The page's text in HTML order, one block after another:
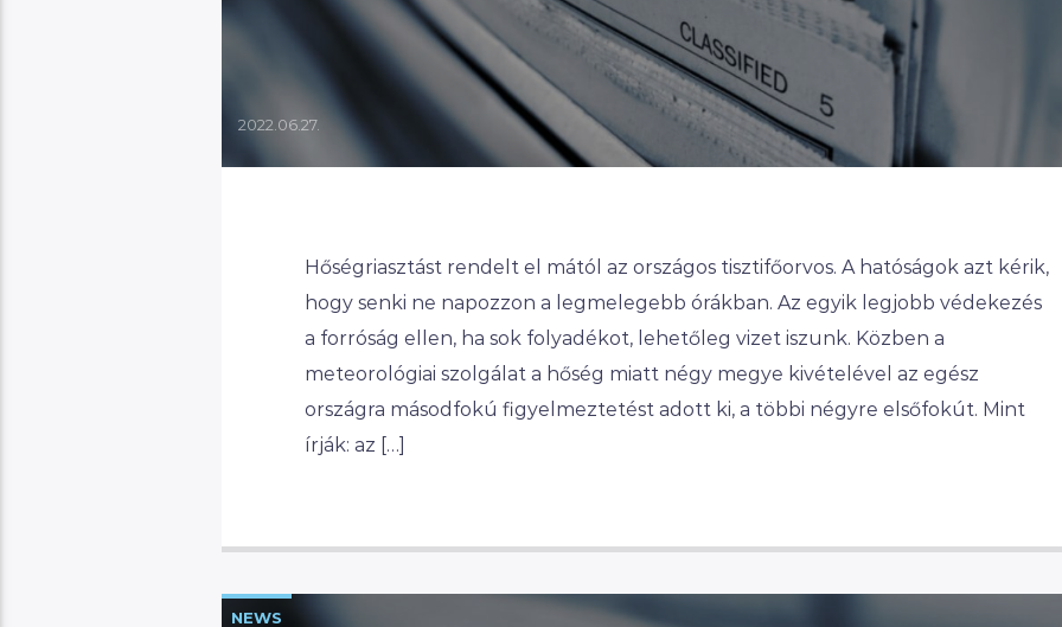
2022.06.27.
Hőségriasztást rendelt el mától az országos tisztifőorvos. A hatóságok azt kérik,
hogy senki ne napozzon a legmelegebb órákban. Az egyik legjobb védekezés
a forróság ellen, ha sok folyadékot, lehetőleg vizet iszunk. Közben a
meteorológiai szolgálat a hőség miatt négy megye kivételével az egész
országra másodfokú figyelmeztetést adott ki, a többi négyre elsőfokút. Mint
írják: az […]
NEWS